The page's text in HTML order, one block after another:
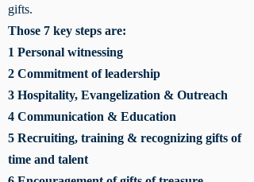
gifts.
Those 7 key steps are:
1 Personal witnessing
2 Commitment of leadership
3 Hospitality, Evangelization & Outreach
4 Communication & Education
5 Recruiting, training & recognizing gifts of
time and talent